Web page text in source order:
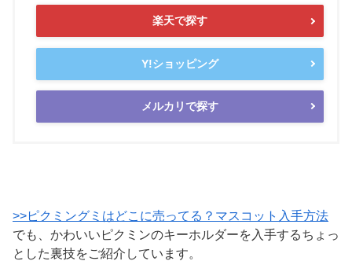
楽天で探す
Y!ショッピング
メルカリで探す
>>ピクミングミはどこに売ってる？マスコット入手方法
でも、かわいいピクミンのキーホルダーを入手するちょっ
とした裏技をご紹介しています。